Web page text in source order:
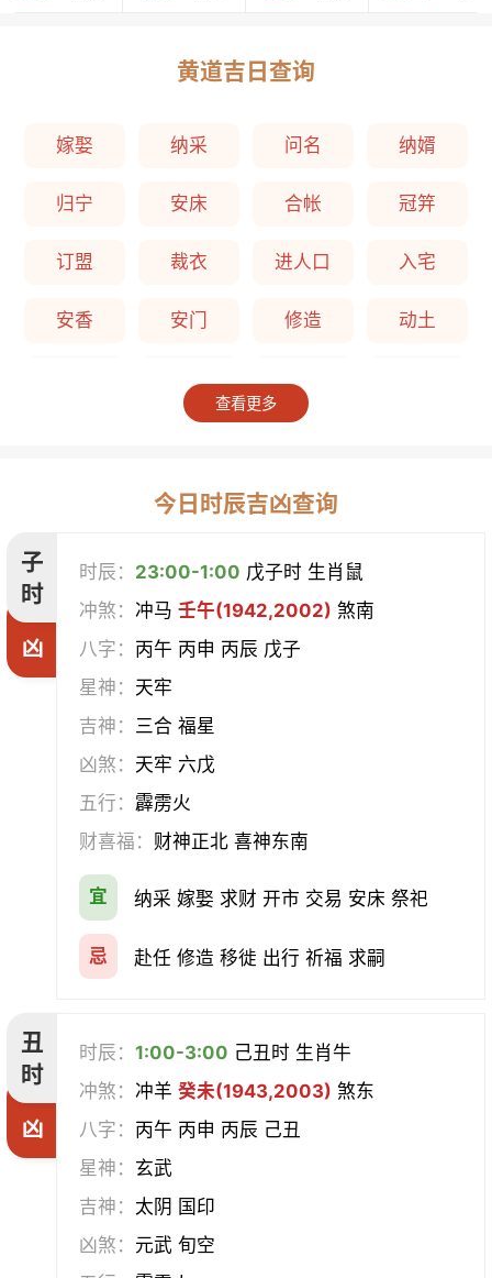
黄道吉日查询
嫁娶 纳采 问名 纳婿
归宁 安床 合帐 冠笄
订盟 裁衣 进人口 入宅
安香 安门 修造 动土
平治道涂 造桥
造仓 修饰垣墙 造船
造畜稠 盖屋
经络 酝酿 造车器
赴任 立券 置产 出货财
祭祀 祈福 求嗣
普渡 造庙
移徙 分居 出火
习艺 栽种
放水 畋猎
查看更多
今日时辰吉凶查询
子
时
凶
时辰： 23:00-1:00 戊子时 生肖鼠
冲煞：冲马壬午(1942,2002) 煞南
八字： 丙午 丙申 丙辰 戊子
星神： 天牢
吉神： 三合 福星
凶煞： 天牢 六戊
五行： 霹雳火
财喜福： 财神正北 喜神东南
宜 纳采 嫁娶 求财 开市 交易 安床 祭祀
忌 赴任 修造 移徙 出行 祈福 求嗣
丑
时
凶
时辰：1:00-3:00 己丑时 生肖牛
冲煞：冲羊癸未(1943,2003) 煞东
八字： 丙午 丙申 丙辰 己丑
星神： 玄武
吉神： 太阴 国印
凶煞： 元武 旬空